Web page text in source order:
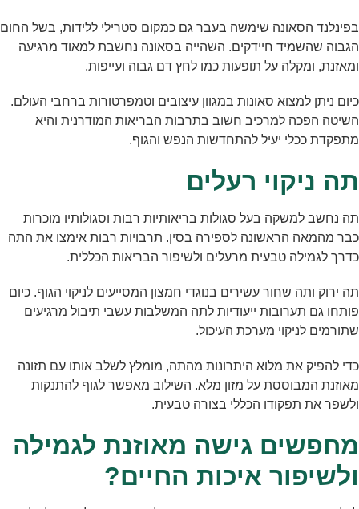
בפינלנד הסאונה שימשה בעבר גם כמקום סטרילי ללידות, בשל החום
הגבוה שהשמיד חיידקים. השהייה בסאונה נחשבת למאוד מרגיעה
ומאזנת, ומקלה על תופעות כמו לחץ דם גבוה ועייפות.
כיום ניתן למצוא סאונות במגוון עיצובים וטמפרטורות ברחבי העולם.
השיטה הפכה למרכיב חשוב בתרבות הבריאות המודרנית והיא
מתפקדת ככלי יעיל להתחדשות הנפש והגוף.
תה ניקוי רעלים
תה נחשב למשקה בעל סגולות בריאותיות רבות וסגולותיו מוכרות
כבר מהמאה הראשונה לספירה בסין. תרבויות רבות אימצו את התה
כדרך לגמילה טבעית מרעלים ולשיפור הבריאות הכללית.
תה ירוק ותה שחור עשירים בנוגדי חמצון המסייעים לניקוי הגוף. כיום
פותחו גם תערובות ייעודיות לתה המשלבות עשבי תיבול מרגיעים
שתורמים לניקוי מערכת העיכול.
כדי להפיק את מלוא היתרונות מהתה, מומלץ לשלב אותו עם תזונה
מאוזנת המבוססת על מזון מלא. השילוב מאפשר לגוף להתנקות
ולשפר את תפקודו הכללי בצורה טבעית.
מחפשים גישה מאוזנת לגמילה
ולשיפור איכות החיים?